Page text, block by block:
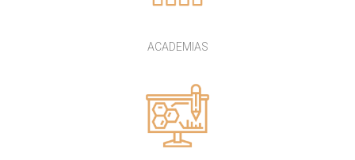
ACADEMIAS